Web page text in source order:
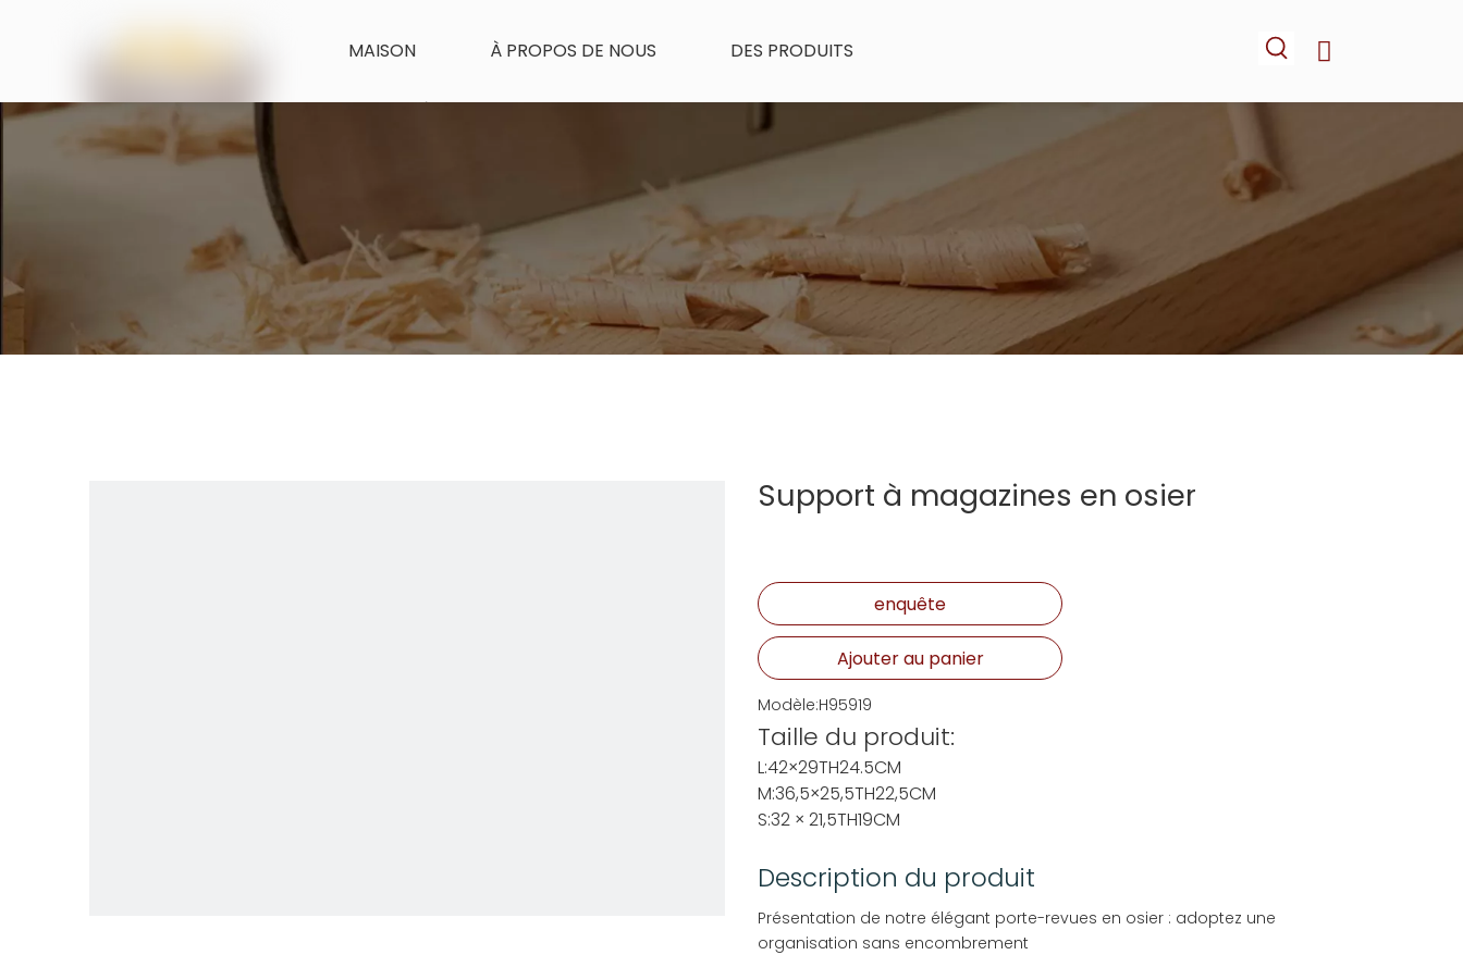
MAISON À PROPOS DE NOUS DES PRODUITS
CONTACTEZ-NOUS
Support à magazines en osier
enquête
Ajouter au panier
Modèle:H95919
Taille du produit:
L:42×29TH24.5CM
M:36,5×25,5TH22,5CM
S:32 × 21,5TH19CM
Description du produit
Présentation de notre élégant porte-revues en osier : adoptez une
organisation sans encombrement